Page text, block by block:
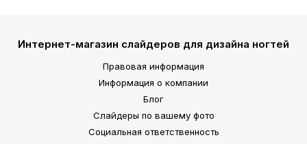
Интернет-магазин слайдеров для дизайна ногтей
Правовая информация
Информация о компании
Блог
Слайдеры по вашему фото
Социальная ответственность